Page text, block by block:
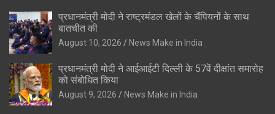
प्रधानमंत्री मोदी ने राष्ट्रमंडल खेलों के चैंपियनों के साथ
बातचीत की
August 10, 2026 News Make in India
प्रधानमंत्री मोदी ने आईआईटी दिल्ली के 57वें दीक्षांत समारोह
को संबोधित किया
August 9, 2026 News Make in India